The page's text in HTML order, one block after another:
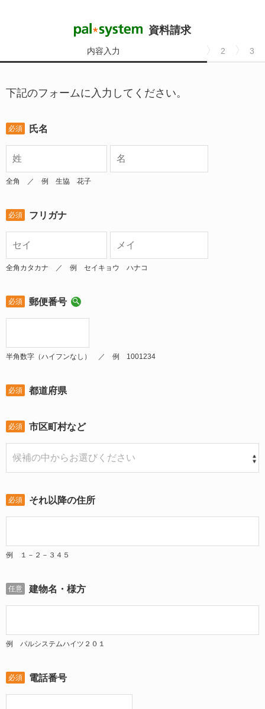
資料請求
内容入力 2 3
下記のフォームに入力してください。
必須 氏名
全角 ／ 例 生協 花子
必須 フリガナ
全角カタカナ ／ 例 セイキョウ ハナコ
必須 郵便番号
半角数字（ハイフンなし） ／ 例 1001234
必須 都道府県
必須 市区町村など
必須 それ以降の住所
例 １－２－３４５
任意 建物名・様方
例 パルシステムハイツ２０１
必須 電話番号